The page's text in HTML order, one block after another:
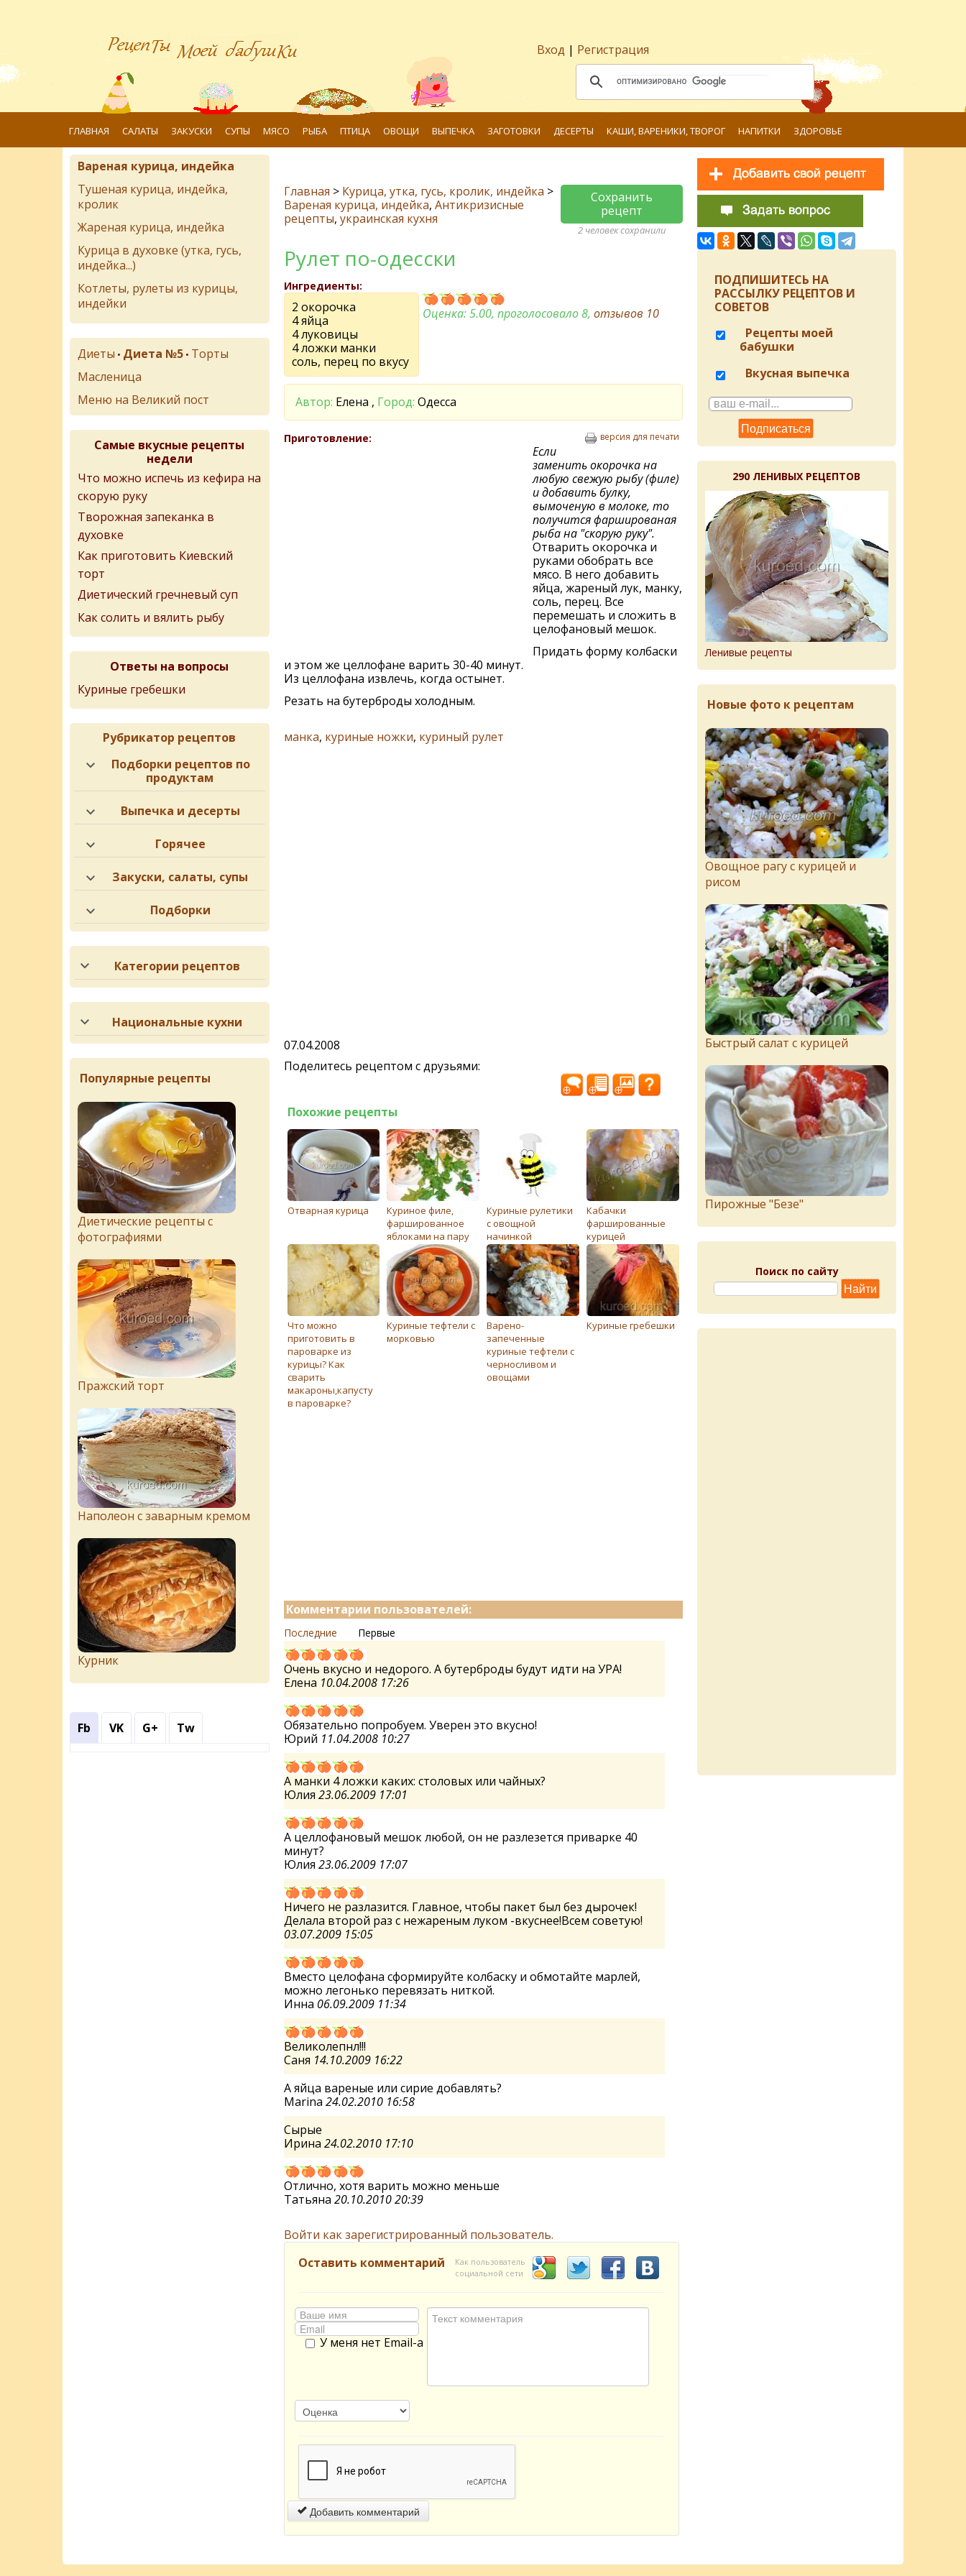
Вход | Регистрация
ГЛАВНАЯ САЛАТЫ ЗАКУСКИ СУПЫ МЯСО РЫБА ПТИЦА ОВОЩИ ВЫПЕЧКА ЗАГОТОВКИ ДЕСЕРТЫ КАШИ, ВАРЕНИКИ, ТВОРОГ НАПИТКИ ЗДОРОВЬЕ
Главная > Курица, утка, гусь, кролик, индейка >
Вареная курица, индейка, Антикризисные
рецепты, украинская кухня
Сохранить
рецепт
2 человек сохранили
Рулет по-одесски
Ингредиенты:
2 окорочка
4 яйца
4 луковицы
4 ложки манки
соль, перец по вкусу
Оценка:5.00, проголосовало 8,отзывов 10
Автор: Елена , Город: Одесса
Приготовление: версия для печати
Если
заменить окорочка на
любую свежую рыбу (филе)
и добавить булку,
вымоченую в молоке, то
получится фаршированая
рыба на "скорую руку".
Отварить окорочка и
руками обобрать все
мясо. В него добавить
яйца, жареный лук, манку,
соль, перец. Все
перемешать и сложить в
целофановый мешок.
Придать форму колбаски
и этом же целлофане варить 30-40 минут.
Из целлофана извлечь, когда остынет.
Резать на бутерброды холодным.
манка, куриные ножки, куриный рулет
07.04.2008
Поделитесь рецептом с друзьями:
Похожие рецепты
Отварная курица
Куриное филе,
фаршированное
яблоками на пару
Куриные рулетики
с овощной
начинкой
Кабачки
фаршированные
курицей
Что можно
приготовить в
пароварке из
курицы? Как
сварить
макароны,капусту
в пароварке?
Куриные тефтели с
морковью
Варено-
запеченные
куриные тефтели с
черносливом и
овощами
Куриные гребешки
Комментарии пользователей:
Последние Первые
Очень вкусно и недорого. А бутерброды будут идти на УРА!
Елена 10.04.2008 17:26
Обязательно попробуем. Уверен это вкусно!
Юрий 11.04.2008 10:27
А манки 4 ложки каких: столовых или чайных?
Юлия 23.06.2009 17:01
А целлофановый мешок любой, он не разлезется приварке 40
минут?
Юлия 23.06.2009 17:07
Ничего не разлазится. Главное, чтобы пакет был без дырочек!
Делала второй раз с нежареным луком -вкуснее!Всем советую!
03.07.2009 15:05
Вместо целофана сформируйте колбаску и обмотайте марлей,
можно легонько перевязать ниткой.
Инна 06.09.2009 11:34
Великолепнл!!!
Саня 14.10.2009 16:22
А яйца вареные или сирие добавлять?
Marina 24.02.2010 16:58
Сырые
Ирина 24.02.2010 17:10
Отлично, хотя варить можно меньше
Татьяна 20.10.2010 20:39
Войти как зарегистрированный пользователь.
Оставить комментарий
Как пользователь
социальной сети
У меня нет Email-а
Добавить комментарий
Вареная курица, индейка
Тушеная курица, индейка,
кролик
Жареная курица, индейка
Курица в духовке (утка, гусь,
индейка...)
Котлеты, рулеты из курицы,
индейки
Диеты • Диета №5 • Торты
Масленица
Меню на Великий пост
Самые вкусные рецепты
недели
Что можно испечь из кефира на
скорую руку
Творожная запеканка в
духовке
Как приготовить Киевский
торт
Диетический гречневый суп
Как солить и вялить рыбу
Ответы на вопросы
Куриные гребешки
Рубрикатор рецептов
Подборки рецептов по
продуктам
Выпечка и десерты
Горячее
Закуски, салаты, супы
Подборки
Категории рецептов
Национальные кухни
Популярные рецепты
Диетические рецепты с
фотографиями
Пражский торт
Наполеон с заварным кремом
Курник
Fb VK G+ Tw
ПОДПИШИТЕСЬ НА
РАССЫЛКУ РЕЦЕПТОВ И
СОВЕТОВ
Рецепты моей
бабушки
Вкусная выпечка
290 ЛЕНИВЫХ РЕЦЕПТОВ
Ленивые рецепты
Новые фото к рецептам
Овощное рагу с курицей и
рисом
Быстрый салат с курицей
Пирожныe "Бeзe"
Поиск по сайту